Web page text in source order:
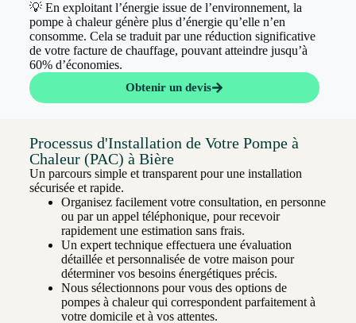
💡 En exploitant l’énergie issue de l’environnement, la
pompe à chaleur génère plus d’énergie qu’elle n’en
consomme. Cela se traduit par une réduction significative
de votre facture de chauffage, pouvant atteindre jusqu’à
60% d’économies.
Obtenir un devis
Processus d'Installation de Votre Pompe à
Chaleur (PAC) à Bière
Un parcours simple et transparent pour une installation
sécurisée et rapide.
Organisez facilement votre consultation, en personne
ou par un appel téléphonique, pour recevoir
rapidement une estimation sans frais.
Un expert technique effectuera une évaluation
détaillée et personnalisée de votre maison pour
déterminer vos besoins énergétiques précis.
Nous sélectionnons pour vous des options de
pompes à chaleur qui correspondent parfaitement à
votre domicile et à vos attentes.